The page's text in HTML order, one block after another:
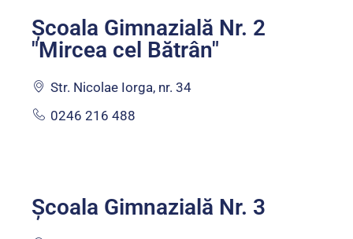
Școala Gimnazială Nr. 2
"Mircea cel Bătrân"
Str. Nicolae Iorga, nr. 34
0246 216 488
Școala Gimnazială Nr. 3